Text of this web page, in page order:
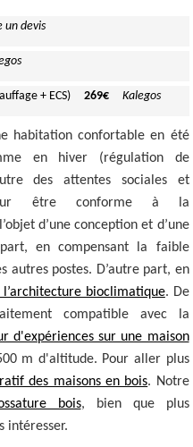
un devis
+ ECS) 269€ Kalegos
habitation confortable en été
en hiver (régulation de
des attentes sociales et
être conforme à la
d’une conception et d’une
en compensant la faible
autres postes. D’autre part, en
l’architecture bioclimatique. De
compatible avec la
d'expériences sur une maison
m d'altitude. Pour aller plus
des maisons en bois. Notre
bois, bien que plus
intéresser.